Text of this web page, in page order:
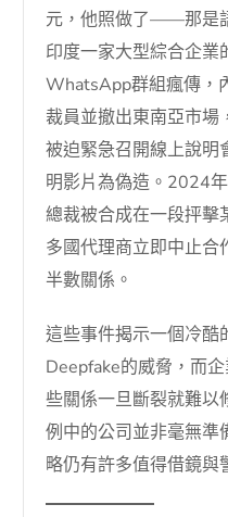
元，他照做了——那是
印度一家大型綜合企業
WhatsApp群組瘋傳，
裁員並撤出東南亞市場
被迫緊急召開線上說明
明影片為偽造。2024
總裁被合成在一段抨擊
多國代理商立即中止合
半數關係。
這些事件揭示一個冷酷
Deepfake的威脅，而
些關係一旦斷裂就難以
例中的公司並非毫無準
略仍有許多值得借鏡與